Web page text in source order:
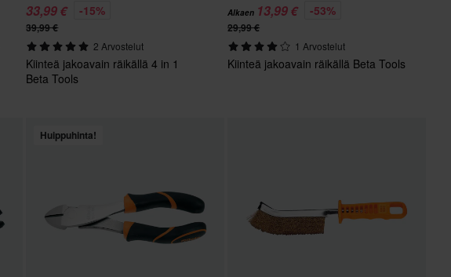
33,99 € -15%
39,99 €
2 Arvostelut
Kiinteä jakoavain räikällä 4 in 1
Beta Tools
Alkaen 13,99 € -53%
29,99 €
1 Arvostelut
Kiinteä jakoavain räikällä Beta Tools
Huippuhinta!